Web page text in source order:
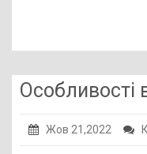
Особливості
Жов 21,2022